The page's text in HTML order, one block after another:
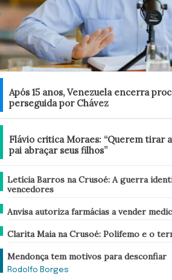
Após 15 anos, Venezuela encerra
perseguida por Chávez
Flávio critica Moraes: “Querem tirar
pai abraçar seus filhos”
Brasil
Letícia Barros na Crusoé: A guerra
vencedores
Brasil
Anvisa autoriza farmácias a vender
Brasil
Clarita Maia na Crusoé: Polifemo e o
Análise
Mendonça tem motivos para desconfiar
Rodolfo Borges